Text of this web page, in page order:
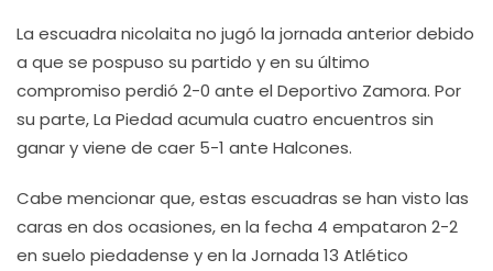
La escuadra nicolaita no jugó la jornada anterior debido
a que se pospuso su partido y en su último
compromiso perdió 2-0 ante el Deportivo Zamora. Por
su parte, La Piedad acumula cuatro encuentros sin
ganar y viene de caer 5-1 ante Halcones.
Cabe mencionar que, estas escuadras se han visto las
caras en dos ocasiones, en la fecha 4 empataron 2-2
en suelo piedadense y en la Jornada 13 Atlético